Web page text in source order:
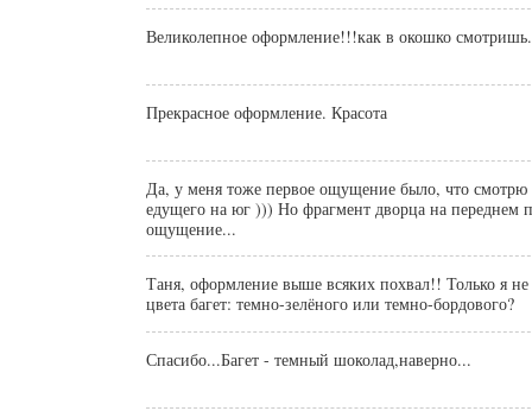
Великолепное оформление!!!как в окошко
Прекрасное оформление. Красота
Да, у меня тоже первое ощущение было, что смотрю
едущего на юг ))) Но фрагмент дворца на переднем
ощущение...
Таня, оформление выше всяких похвал!! Только я не
цвета багет: темно-зелёного или темно-бордового?
Спасибо...Багет - темный шоколад,наверно...